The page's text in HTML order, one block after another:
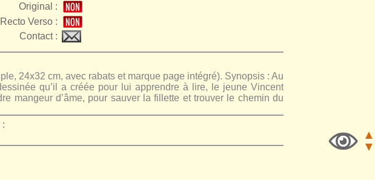
Original :
Recto Verso :
Contact :
24x32 cm, avec rabats et marque page intégré). Synopsis : Au
qu’il a créée pour lui apprendre à lire, le jeune Vincent
mangeur d’âme, pour sauver la fillette et trouver le chemin du
:
▲
▼